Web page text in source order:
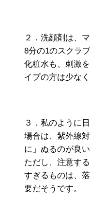
２．洗顔剤は、
8分の1のスクラ
化粧水も、刺激
イプの方は少な
３．私のように
場合は、紫外線
に」ぬるのが良い
ただし、注意す
すぎるものは、
要だそうです。